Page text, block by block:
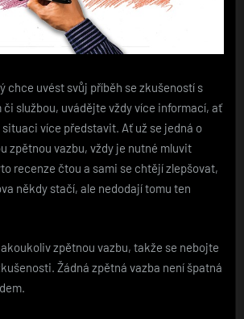
chce uvést svůj příběh se zkušeností s
službou, uvádějte vždy více informací, ať
více představit. Ať už se jedná o
zpětnou vazbu, vždy je nutné mluvit
recenze čtou a sami se chtějí zlepšovat,
někdy stačí, ale nedodají tomu ten
zpětnou vazbu, takže se nebojte
Žádná zpětná vazba není špatná